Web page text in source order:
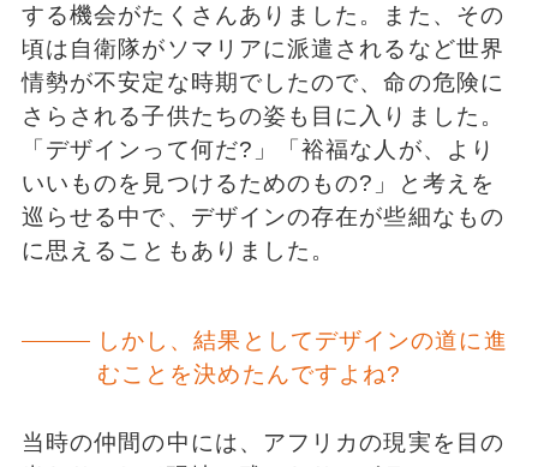
する機会がたくさんありました。また、その
頃は自衛隊がソマリアに派遣されるなど世界
情勢が不安定な時期でしたので、命の危険に
さらされる子供たちの姿も目に入りました。
「デザインって何だ?」「裕福な人が、より
いいものを見つけるためのもの?」と考えを
巡らせる中で、デザインの存在が些細なもの
に思えることもありました。
しかし、結果としてデザインの道に進
むことを決めたんですよね?
当時の仲間の中には、アフリカの現実を目の